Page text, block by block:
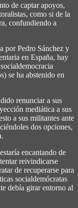
de captar apoyos,
como si de la
confundiendo a
por Pedro Sánchez y
en España, hay
se ha abstenido en
renunciar a sus
mediática a sus
a sus militantes ante
dos opciones,
encantando de
reivindicarse
de recuperarse para
socialdemócratas
debía girar entorno al